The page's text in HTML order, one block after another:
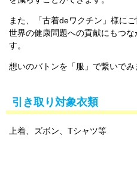
また、「古着deワクチン」様に
世界の健康問題への貢献にもつ
す。
想いのバトンを「服」で繋いでみ
引き取り対象衣類
上着、ズボン、Tシャツ等